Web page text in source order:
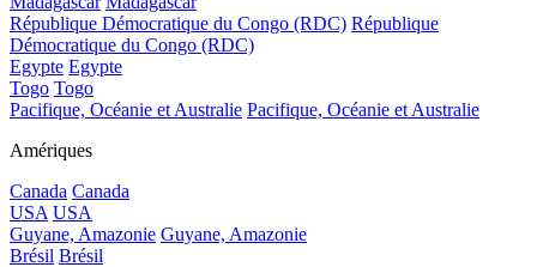
République Démocratique du Congo (RDC) République
Démocratique du Congo (RDC)
Egypte Egypte
Togo Togo
Pacifique, Océanie et Australie Pacifique, Océanie et Australie
Amériques
Canada Canada
USA USA
Guyane, Amazonie Guyane, Amazonie
Brésil Brésil